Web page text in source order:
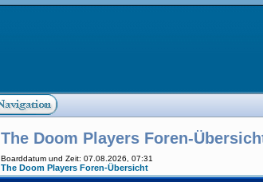
The Doom Players Foren-
Boarddatum und Zeit: 07.08.2026, 07:31
The Doom Players Foren-Übersicht